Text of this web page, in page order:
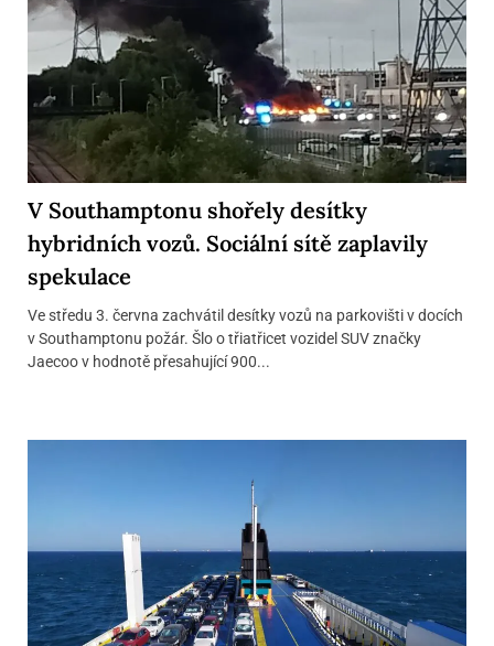
V Southamptonu shořely desítky
hybridních vozů. Sociální sítě zaplavily
spekulace
Ve středu 3. června zachvátil desítky vozů na parkovišti v docích
v Southamptonu požár. Šlo o třiatřicet vozidel SUV značky
Jaecoo v hodnotě přesahující 900...